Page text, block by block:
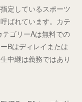
定しているスポーツ
ばれています。カテ
ゴリーAは無料での
Bはディレイまたは
中継は義務ではあり